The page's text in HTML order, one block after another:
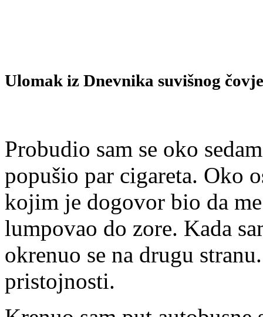
Ulomak iz Dnevnika suvišnog
Probudio sam se oko
popušio par cigareta. Oko
kojim je dogovor bio da
lumpovao do zore. Kada
okrenuo se na drugu
pristojnosti.